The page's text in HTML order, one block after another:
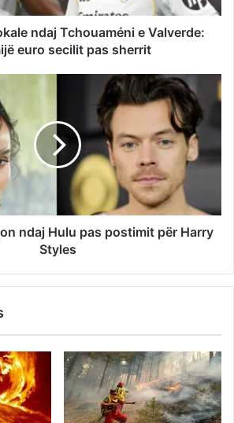
ndaj Tchouaméni e Valverde:
euro secilit pas sherrit
ndaj Hulu pas postimit për Harry
Styles